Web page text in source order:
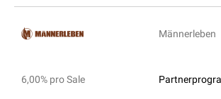
Männerleben
6,00% pro Sale